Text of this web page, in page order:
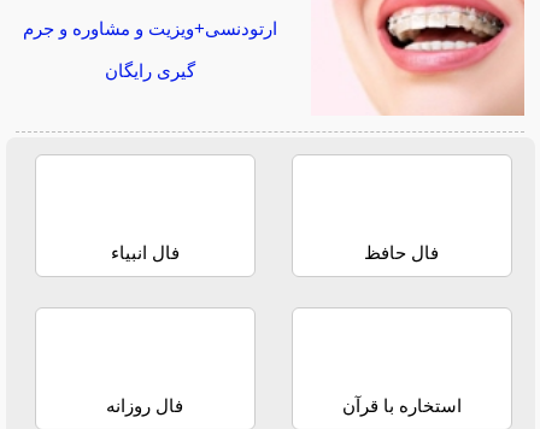
ارتودنسی+ویزیت و مشاوره و جرم
گیری رایگان
فال حافظ فال انبیاء
استخاره با قرآن فال روزانه